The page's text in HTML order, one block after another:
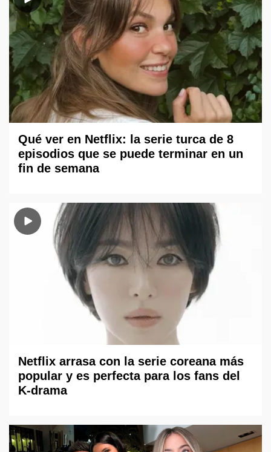
Qué ver en Netflix: la serie turca de 8
episodios que se puede terminar en un
fin de semana
Netflix arrasa con la serie coreana más
popular y es perfecta para los fans del
K-drama